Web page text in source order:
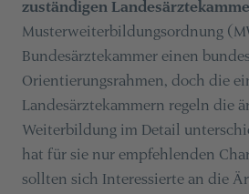
zuständigen
Musterweiterbildungsordnung
Bundesärztekammer einen
Orientierungsrahmen, doch die
Landesärztekammern regeln die
Weiterbildung im Detail
hat für sie nur empfehlenden
sollten sich Interessierte an die